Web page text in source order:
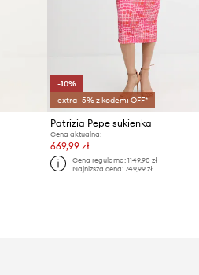
-10%
extra -5% z kodem: OFF*
Patrizia Pepe sukienka
Cena aktualna:
669,99 zł
Cena regularna: 1149,90 zł
Najniższa cena: 749,99 zł